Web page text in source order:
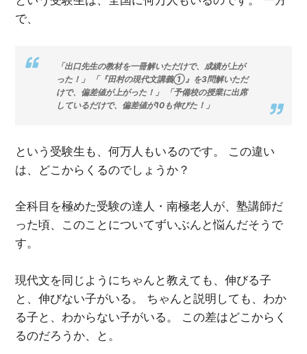
で、
「出口先生の教材を一冊解いただけで、成績が上が
った！」 「『田村の現代文講義①』を3問解いただ
けで、偏差値が上がった！」 「予備校の授業に出席
しているだけで、偏差値が10も伸びた！」
という受験生も、何万人もいるのです。 この違い
は、どこからくるのでしょうか？
全科目を極めた受験の達人・南極老人が、塾講師だ
った頃、このことについてずいぶんと悩んだそうで
す。
現代文を同じようにちゃんと教えても、伸びる子
と、伸びない子がいる。 ちゃんと説明しても、わか
る子と、わからない子がいる。 この差はどこからく
るのだろうか、と。